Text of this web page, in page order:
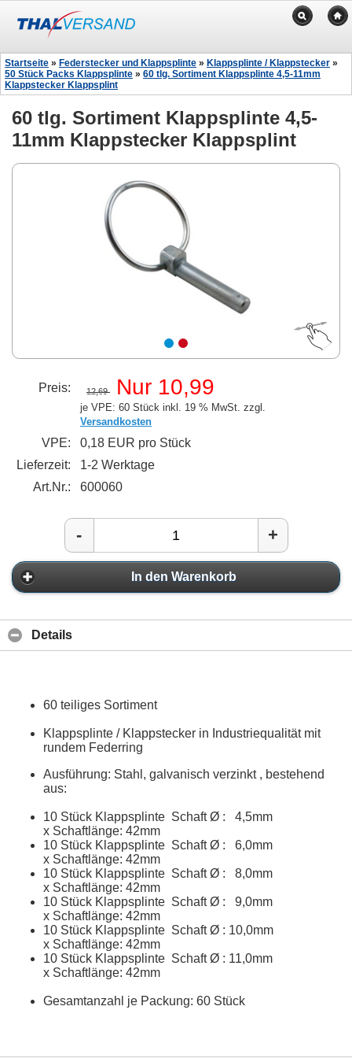
Startseite » Federstecker und Klappsplinte » Klappsplinte / Klappstecker »
50 Stück Packs Klappsplinte » 60 tlg. Sortiment Klappsplinte 4,5-11mm
Klappstecker Klappsplint
60 tlg. Sortiment Klappsplinte 4,5-
11mm Klappstecker Klappsplint
Preis: 12,69 Nur 10,99
je VPE: 60 Stück inkl. 19 % MwSt. zzgl.
Versandkosten
VPE:
0,18 EUR pro Stück
Lieferzeit:
1-2 Werktage
Art.Nr.:
600060
- +
In den Warenkorb
Details
60 teiliges Sortiment
Klappsplinte / Klappstecker in Industriequalität mit
rundem Federring
Ausführung: Stahl, galvanisch verzinkt , bestehend
aus:
10 Stück Klappsplinte SchaftØ : 4,5mm
x Schaftlänge: 42mm
10 Stück Klappsplinte SchaftØ : 6,0mm
x Schaftlänge: 42mm
10 Stück Klappsplinte SchaftØ : 8,0mm
x Schaftlänge: 42mm
10 Stück Klappsplinte SchaftØ : 9,0mm
x Schaftlänge: 42mm
10 Stück Klappsplinte SchaftØ : 10,0mm
x Schaftlänge: 42mm
10 Stück Klappsplinte SchaftØ : 11,0mm
x Schaftlänge: 42mm
Gesamtanzahl je Packung: 60 Stück